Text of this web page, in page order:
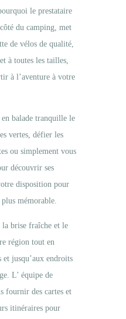
le prestataire
du camping, met
de vélos de qualité,
à toutes les tailles,
à l’aventure à votre
balade tranquille le
vertes, défier les
ou simplement vous
découvrir ses
disposition pour
mémorable.
la brise fraîche et le
région tout en
et jusqu’aux endroits
L’ équipe de
fournir des cartes et
itinéraires pour